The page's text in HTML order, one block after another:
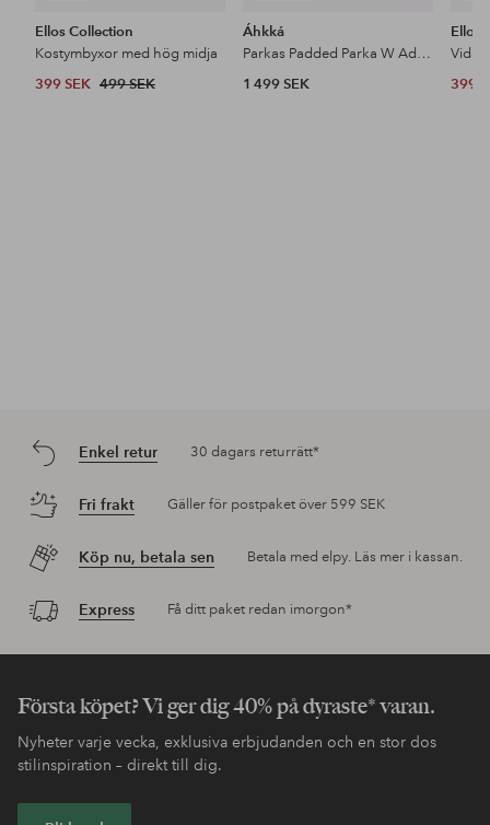
Ellos Collection
Kostymbyxor med hög midja
399 SEK 499 SEK
Áhkká
Parkas Padded Parka W Adjustable Waist
1 499 SEK
Ellos
399
Enkel retur 30 dagars returrätt*
Fri frakt Gäller för postpaket över 599 SEK
Köp nu, betala sen Betala med elpy. Läs mer i kassan.
Express Få ditt paket redan imorgon*
Första köpet? Vi ger dig 40% på dyraste* varan.
Nyheter varje vecka, exklusiva erbjudanden och en stor dos
stilinspiration – direkt till dig.